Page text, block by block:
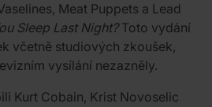
Meat Puppets a Lead
Sleep Last Night?Toto vydání
včetně studiových zkoušek,
vysílání nezazněly.
Kurt Cobain, Krist Novoselic